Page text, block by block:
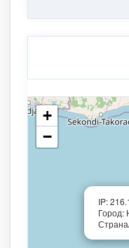
IP:
Город:
+
−